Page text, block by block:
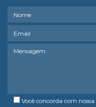
Você concorda com nossa